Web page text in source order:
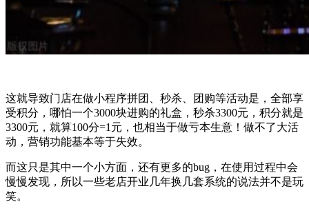
这就导致门店在做小程序拼团、秒杀、团购等活动是，全部享
受积分，哪怕一个3000块进购的礼盒，秒杀3300元，积分就是
3300元，就算100分=1元，也相当于做亏本生意！做不了大活
动，营销功能基本等于失效。
而这只是其中一个小方面，还有更多的bug，在使用过程中会
慢慢发现，所以一些老店开业几年换几套系统的说法并不是玩
笑。